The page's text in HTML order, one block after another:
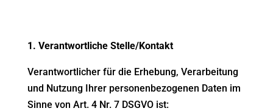
1. Verantwortliche Stelle/Kontakt
Verantwortlicher für die Erhebung, Verarbeitung
und Nutzung Ihrer personenbezogenen Daten im
Sinne von Art. 4 Nr. 7 DSGVO ist: